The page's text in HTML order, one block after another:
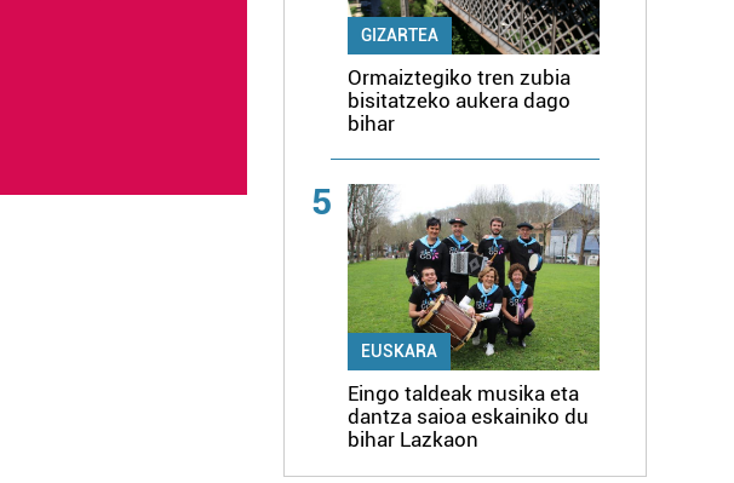
GIZARTEA
Ormaiztegiko tren zubia
bisitatzeko aukera dago
bihar
5
EUSKARA
Eingo taldeak musika eta
dantza saioa eskainiko du
bihar Lazkaon